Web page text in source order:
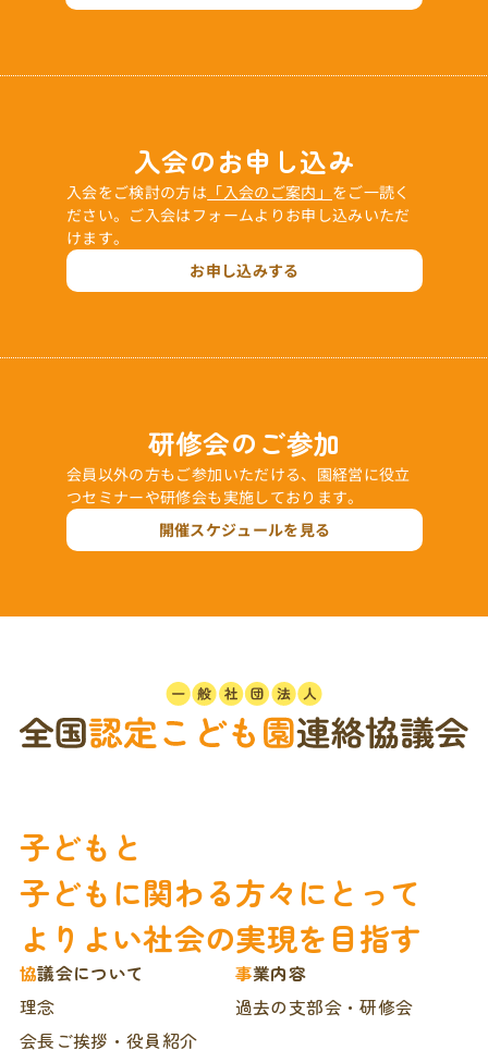
入会のお申し込み
入会をご検討の方は 「入会のご案内」 をご一読く
ださい。ご入会はフォームよりお申し込みいただ
けます。
お申し込みする
研修会のご参加
会員以外の方もご参加いただける、園経営に役立
つセミナーや研修会も実施しております。
開催スケジュールを見る
子どもと
子どもに関わる方々にとって
よりよい社会の実現を目指す
協議会について
理念
会長ご挨拶・役員紹介
事業内容
過去の支部会・研修会